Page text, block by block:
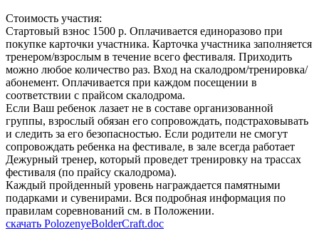
Стоимость участия:
Стартовый взнос 1500 р. Оплачивается единоразово при
покупке карточки участника. Карточка участника заполняется
тренером/взрослым в течение всего фестиваля. Приходить
можно любое количество раз. Вход на скалодром/тренировка/
абонемент. Оплачивается при каждом посещении в
соответствии с прайсом скалодрома.
Если Ваш ребенок лазает не в составе организованной
группы, взрослый обязан его сопровождать, подстраховывать
и следить за его безопасностью. Если родители не смогут
сопровождать ребенка на фестивале, в зале всегда работает
Дежурный тренер, который проведет тренировку на трассах
фестиваля (по прайсу скалодрома).
Каждый пройденный уровень награждается памятными
подарками и сувенирами. Вся подробная информация по
правилам соревнований см. в Положении.
скачать PolozenyeBolderCraft.doc